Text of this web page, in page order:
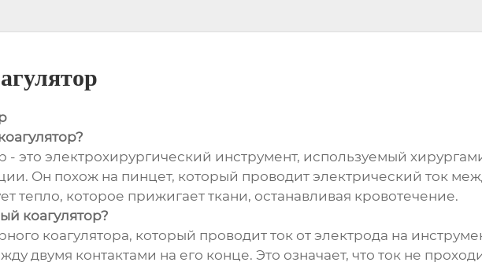
- это электрохирургический инструмент, используемый
Он похож на пинцет, который проводит электрический ток
тепло, которое прижигает ткани, останавливая кровотечение.
коагулятор?
коагулятора, который проводит ток от электрода на
двумя контактами на его конце. Это означает, что ток не